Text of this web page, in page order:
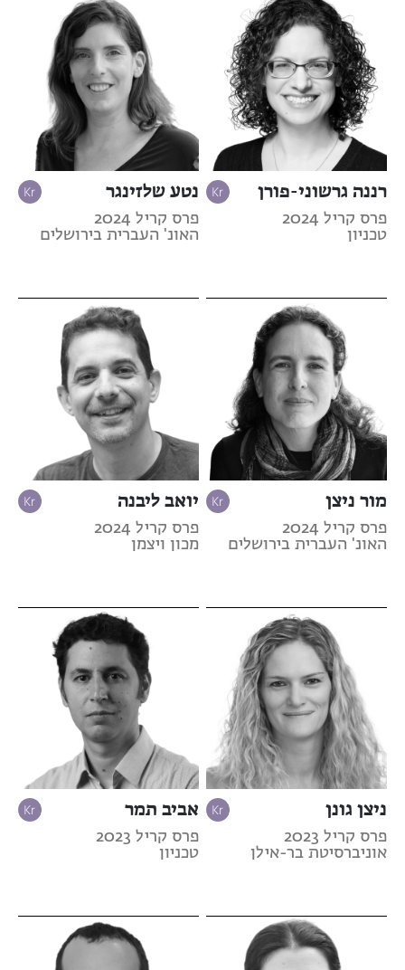
רננה גרשוני-פורן
פרס קריל 2024
טכניון
נטע שלזינגר
פרס קריל 2024
האונ' העברית בירושלים
מור ניצן
פרס קריל 2024
האונ' העברית בירושלים
יואב ליבנה
פרס קריל 2024
מכון ויצמן
ניצן גונן
פרס קריל 2023
אוניברסיטת בר-אילן
אביב תמר
פרס קריל 2023
טכניון